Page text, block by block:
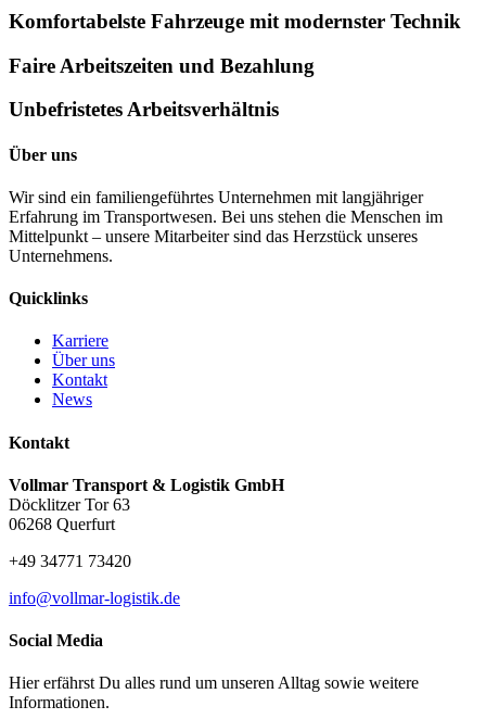
Komfortabelste Fahrzeuge mit modernster Technik
Faire Arbeitszeiten und Bezahlung
Unbefristetes Arbeitsverhältnis
Über uns
Wir sind ein familiengeführtes Unternehmen mit langjähriger
Erfahrung im Transportwesen. Bei uns stehen die Menschen im
Mittelpunkt – unsere Mitarbeiter sind das Herzstück unseres
Unternehmens.
Quicklinks
Karriere
Über uns
Kontakt
News
Kontakt
Vollmar Transport & Logistik GmbH
Döcklitzer Tor 63
06268 Querfurt
+49 34771 73420
info@vollmar-logistik.de
Social Media
Hier erfährst Du alles rund um unseren Alltag sowie weitere
Informationen.